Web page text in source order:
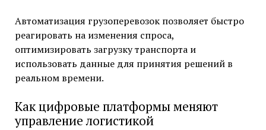
Автоматизация грузоперевозок позволяет быстро
реагировать на изменения спроса,
оптимизировать загрузку транспорта и
использовать данные для принятия решений в
реальном времени.
Как цифровые платформы меняют
управление логистикой